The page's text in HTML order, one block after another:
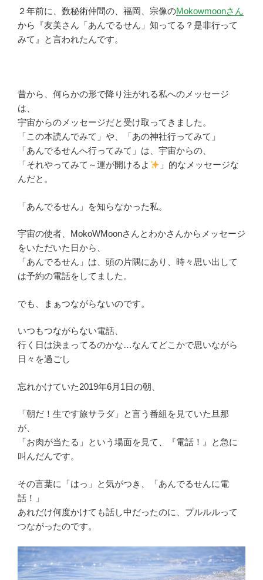
２年前に、数秘術仲間の、福岡、宗像のMokowmoonさん
から『友美さん「あんでるせん」知ってる？是非行って
みて』と言われたんです。
昔から、何らかの形で降り注がれる私へのメッセージ
は、
宇宙からのメッセージだと受け取ってきました。
「この本読んでみて」や、「あの神社行ってみて」
「あんでるせんへ行ってみて」は、宇宙からの、
「それやってみて～運が開けるよ
」的なメッセージな
んだと。
「あんでるせん」を知らなかった私。
宇宙の使者、MokoWMoonさんとわかさんからメッセージ
をいただいた日から、
「あんでるせん」は、頭の片隅にあり、時々思い出して
は予約の電話をしてました。
でも、まぁつながらないのです。
いつもつながらない電話、
行く日は決まってるのかな…なんてどこかで思いながら
日々を過ごし
忘れかけていた2019年6月1日の朝、
「朝だ！生です旅サラダ」と言う番組を見ていた旦那
が、
「お肉が当たる」という場面を見て、『電話！』と急に
叫んだんです。
その言葉に「はっ」と気がつき、「あんでるせんに電
話！」
あれだけ何度かけても話し中だったのに、プルルルって
つながったのです。